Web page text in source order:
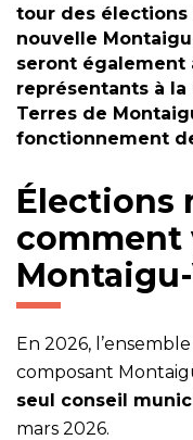
tour des élections
nouvelle
seront également
représentants à
Terres de
fonctionnement
Élections
comment
En 2026,
composant
seul conseil
mars 2026.